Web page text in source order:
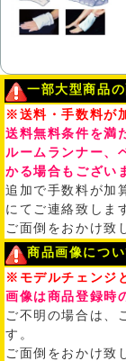
一部大型商品
※送料・手数料が
送料無料条件を満
ルームランナー、
かる場合もござい
追加で手数料が加
にてご連絡致しま
ご面倒をおかけ致
商品画像につい
※モデルチェンジ
画像は商品登録時
ご不明の場合は、
す。
ご面倒をおかけ致